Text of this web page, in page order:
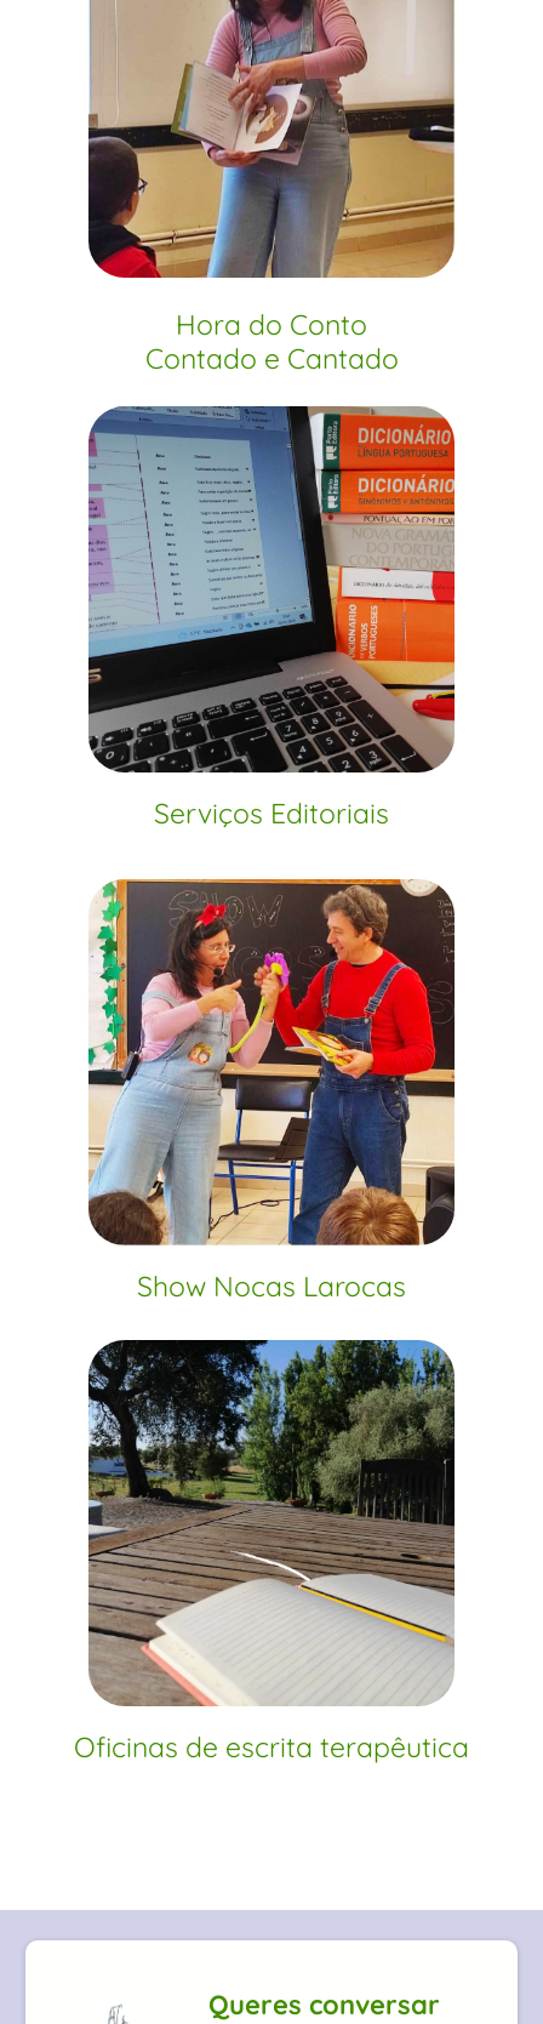
Hora do Conto
Contado e Cantado
Serviços Editoriais
Show Nocas Larocas
Oficinas de escrita terapêutica
Queres conversar